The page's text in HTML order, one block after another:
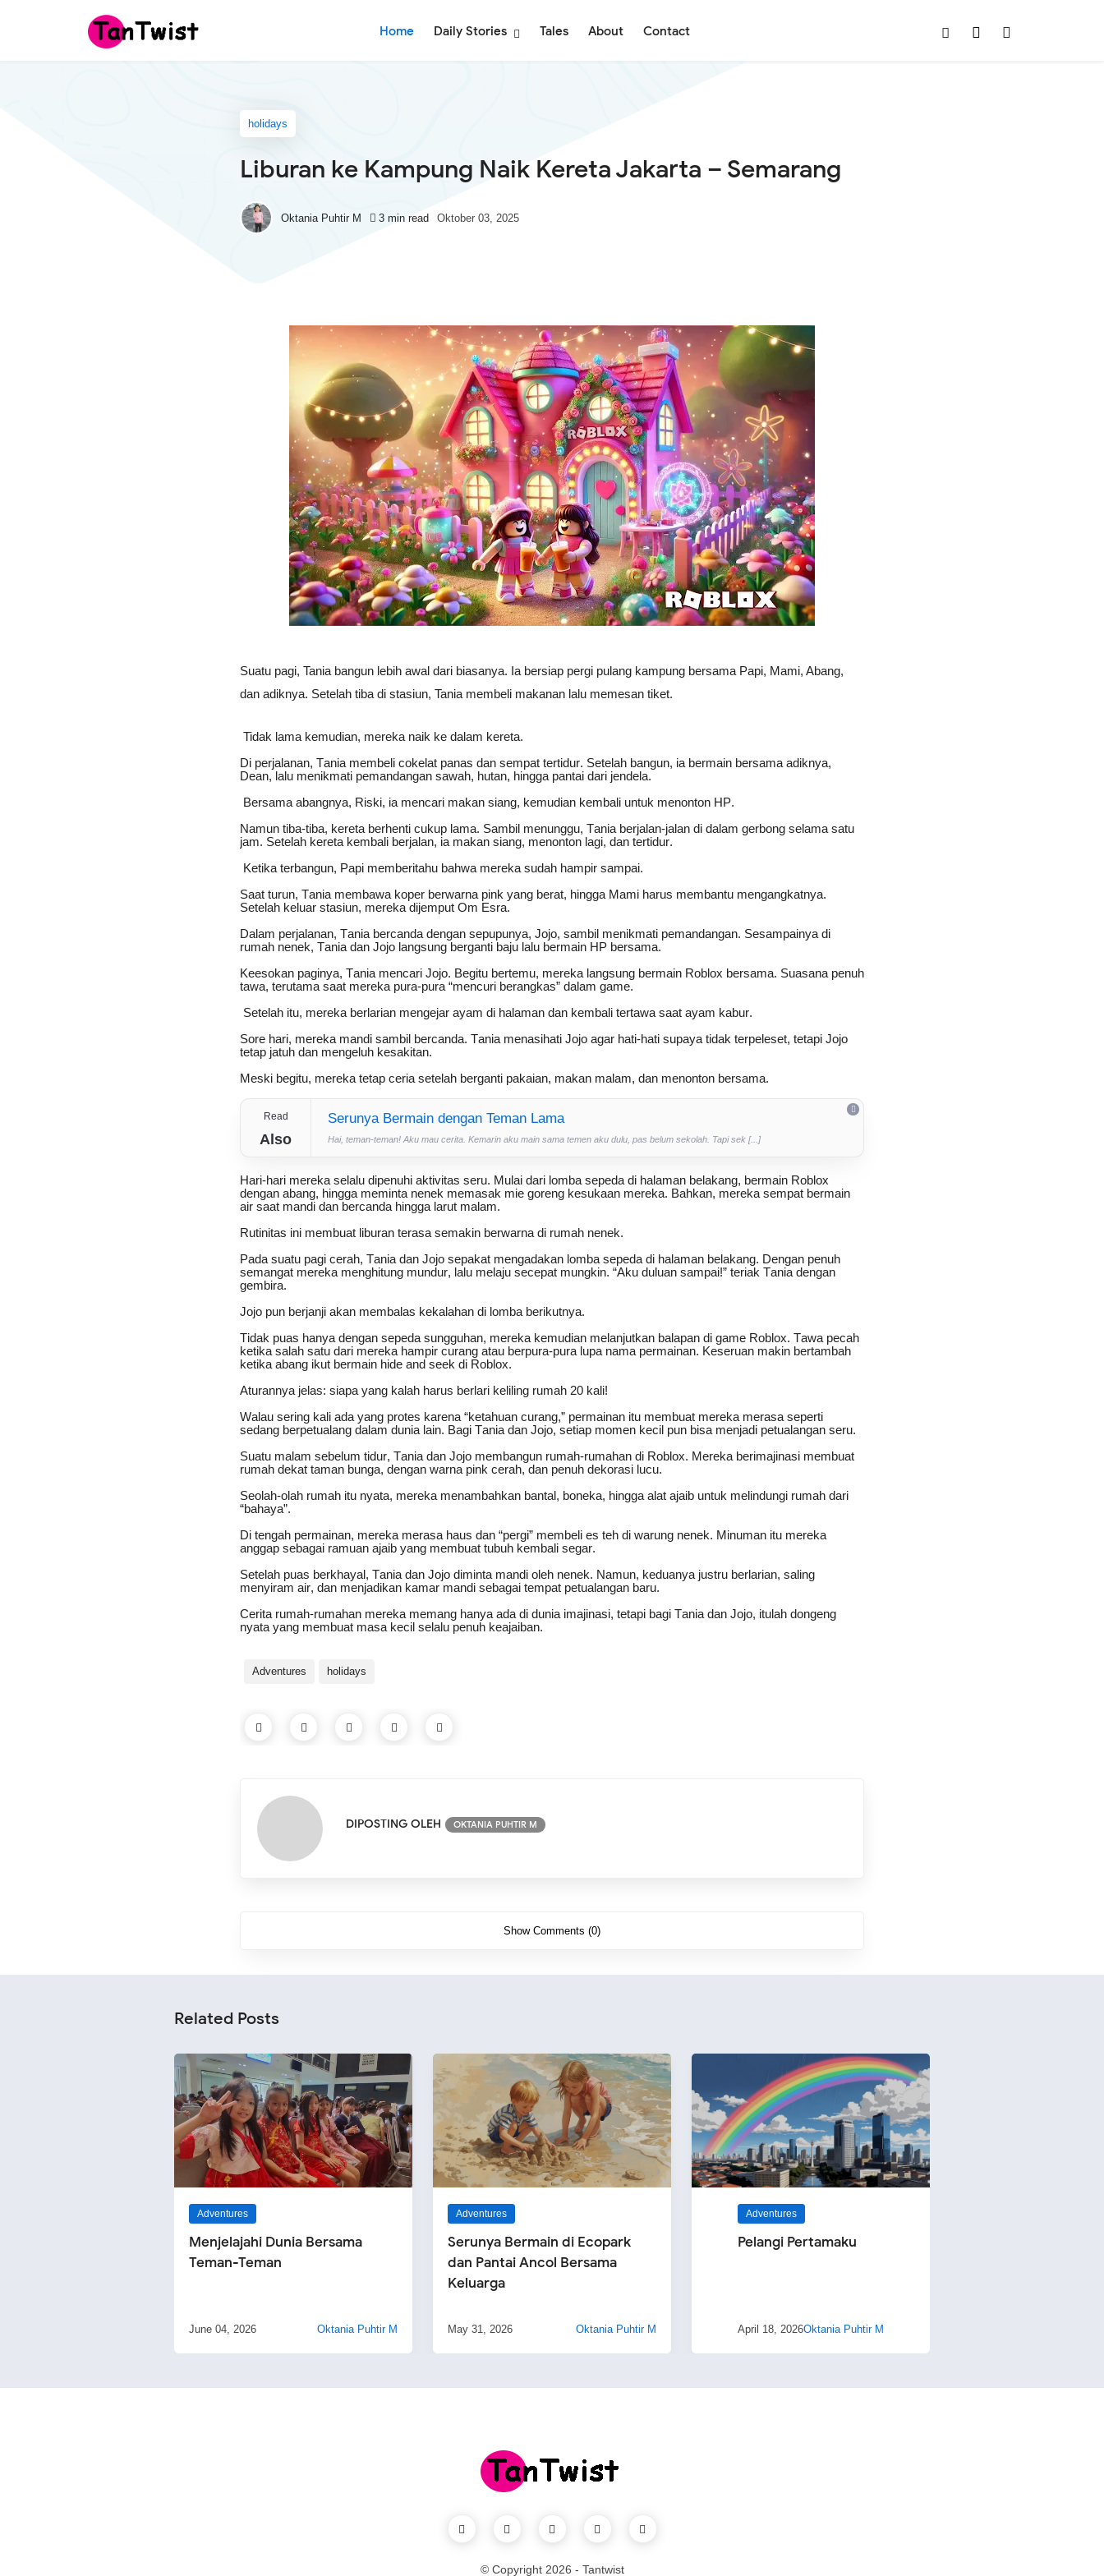
Home Daily Stories Tales About Contact
holidays
Liburan ke Kampung Naik Kereta Jakarta – Semarang
Oktania Puhtir M 3 min read Oktober 03, 2025
Suatu pagi, Tania bangun lebih awal dari biasanya. Ia bersiap pergi pulang kampung bersama Papi, Mami, Abang,
dan adiknya. Setelah tiba di stasiun, Tania membeli makanan lalu memesan tiket.
Tidak lama kemudian, mereka naik ke dalam kereta.
Di perjalanan, Tania membeli cokelat panas dan sempat tertidur. Setelah bangun, ia bermain bersama adiknya,
Dean, lalu menikmati pemandangan sawah, hutan, hingga pantai dari jendela.
Bersama abangnya, Riski, ia mencari makan siang, kemudian kembali untuk menonton HP.
Namun tiba-tiba, kereta berhenti cukup lama. Sambil menunggu, Tania berjalan-jalan di dalam gerbong selama satu
jam. Setelah kereta kembali berjalan, ia makan siang, menonton lagi, dan tertidur.
Ketika terbangun, Papi memberitahu bahwa mereka sudah hampir sampai.
Saat turun, Tania membawa koper berwarna pink yang berat, hingga Mami harus membantu mengangkatnya.
Setelah keluar stasiun, mereka dijemput Om Esra.
Dalam perjalanan, Tania bercanda dengan sepupunya, Jojo, sambil menikmati pemandangan. Sesampainya di
rumah nenek, Tania dan Jojo langsung berganti baju lalu bermain HP bersama.
Keesokan paginya, Tania mencari Jojo. Begitu bertemu, mereka langsung bermain Roblox bersama. Suasana penuh
tawa, terutama saat mereka pura-pura “mencuri berangkas” dalam game.
Setelah itu, mereka berlarian mengejar ayam di halaman dan kembali tertawa saat ayam kabur.
Sore hari, mereka mandi sambil bercanda. Tania menasihati Jojo agar hati-hati supaya tidak terpeleset, tetapi Jojo
tetap jatuh dan mengeluh kesakitan.
Meski begitu, mereka tetap ceria setelah berganti pakaian, makan malam, dan menonton bersama.
Read
Also
Serunya Bermain dengan Teman Lama
Hai, teman-teman! Aku mau cerita. Kemarin aku main sama temen aku dulu, pas belum sekolah. Tapi sek [...]
Hari-hari mereka selalu dipenuhi aktivitas seru. Mulai dari lomba sepeda di halaman belakang, bermain Roblox
dengan abang, hingga meminta nenek memasak mie goreng kesukaan mereka. Bahkan, mereka sempat bermain
air saat mandi dan bercanda hingga larut malam.
Rutinitas ini membuat liburan terasa semakin berwarna di rumah nenek.
Pada suatu pagi cerah, Tania dan Jojo sepakat mengadakan lomba sepeda di halaman belakang. Dengan penuh
semangat mereka menghitung mundur, lalu melaju secepat mungkin. “Aku duluan sampai!” teriak Tania dengan
gembira.
Jojo pun berjanji akan membalas kekalahan di lomba berikutnya.
Tidak puas hanya dengan sepeda sungguhan, mereka kemudian melanjutkan balapan di game Roblox. Tawa pecah
ketika salah satu dari mereka hampir curang atau berpura-pura lupa nama permainan. Keseruan makin bertambah
ketika abang ikut bermain hide and seek di Roblox.
Aturannya jelas: siapa yang kalah harus berlari keliling rumah 20 kali!
Walau sering kali ada yang protes karena “ketahuan curang,” permainan itu membuat mereka merasa seperti
sedang berpetualang dalam dunia lain. Bagi Tania dan Jojo, setiap momen kecil pun bisa menjadi petualangan seru.
Suatu malam sebelum tidur, Tania dan Jojo membangun rumah-rumahan di Roblox. Mereka berimajinasi membuat
rumah dekat taman bunga, dengan warna pink cerah, dan penuh dekorasi lucu.
Seolah-olah rumah itu nyata, mereka menambahkan bantal, boneka, hingga alat ajaib untuk melindungi rumah dari
“bahaya”.
Di tengah permainan, mereka merasa haus dan “pergi” membeli es teh di warung nenek. Minuman itu mereka
anggap sebagai ramuan ajaib yang membuat tubuh kembali segar.
Setelah puas berkhayal, Tania dan Jojo diminta mandi oleh nenek. Namun, keduanya justru berlarian, saling
menyiram air, dan menjadikan kamar mandi sebagai tempat petualangan baru.
Cerita rumah-rumahan mereka memang hanya ada di dunia imajinasi, tetapi bagi Tania dan Jojo, itulah dongeng
nyata yang membuat masa kecil selalu penuh keajaiban.
Adventures holidays
DIPOSTING OLEH OKTANIA PUHTIR M
Show Comments (0)
Related Posts
Adventures
Menjelajahi Dunia Bersama
Teman-Teman
June 04, 2026 Oktania Puhtir M
Adventures
Serunya Bermain di Ecopark
dan Pantai Ancol Bersama
Keluarga
May 31, 2026 Oktania Puhtir M
Adventures
Pelangi Pertamaku
April 18, 2026Oktania Puhtir M
© Copyright 2026 - Tantwist